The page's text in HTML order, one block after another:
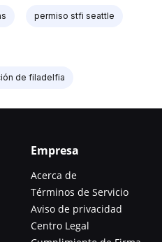
permiso stfi seattle
de filadelfia
Empresa
Acerca de
Términos de Servicio
Aviso de privacidad
Centro Legal